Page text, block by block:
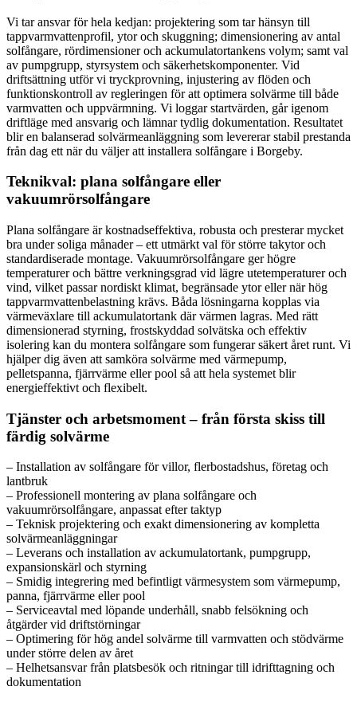
Vi tar ansvar för hela kedjan: projektering som tar hänsyn till
tappvarmvattenprofil, ytor och skuggning; dimensionering av antal
solfångare, rördimensioner och ackumulatortankens volym; samt val
av pumpgrupp, styrsystem och säkerhetskomponenter. Vid
driftsättning utför vi tryckprovning, injustering av flöden och
funktionskontroll av regleringen för att optimera solvärme till både
varmvatten och uppvärmning. Vi loggar startvärden, går igenom
driftläge med ansvarig och lämnar tydlig dokumentation. Resultatet
blir en balanserad solvärmeanläggning som levererar stabil prestanda
från dag ett när du väljer att installera solfångare i Borgeby.
Teknikval: plana solfångare eller
vakuumrörsolfångare
Plana solfångare är kostnadseffektiva, robusta och presterar mycket
bra under soliga månader – ett utmärkt val för större takytor och
standardiserade montage. Vakuumrörsolfångare ger högre
temperaturer och bättre verkningsgrad vid lägre utetemperaturer och
vind, vilket passar nordiskt klimat, begränsade ytor eller när hög
tappvarmvattenbelastning krävs. Båda lösningarna kopplas via
värmeväxlare till ackumulatortank där värmen lagras. Med rätt
dimensionerad styrning, frostskyddad solvätska och effektiv
isolering kan du montera solfångare som fungerar säkert året runt. Vi
hjälper dig även att samköra solvärme med värmepump,
pelletspanna, fjärrvärme eller pool så att hela systemet blir
energieffektivt och flexibelt.
Tjänster och arbetsmoment – från första skiss till
färdig solvärme
– Installation av solfångare för villor, flerbostadshus, företag och
lantbruk
– Professionell montering av plana solfångare och
vakuumrörsolfångare, anpassat efter taktyp
– Teknisk projektering och exakt dimensionering av kompletta
solvärmeanläggningar
– Leverans och installation av ackumulatortank, pumpgrupp,
expansionskärl och styrning
– Smidig integrering med befintligt värmesystem som värmepump,
panna, fjärrvärme eller pool
– Serviceavtal med löpande underhåll, snabb felsökning och
åtgärder vid driftstörningar
– Optimering för hög andel solvärme till varmvatten och stödvärme
under större delen av året
– Helhetsansvar från platsbesök och ritningar till idrifttagning och
dokumentation